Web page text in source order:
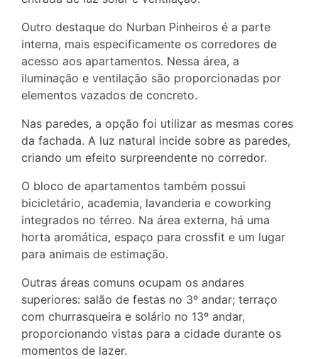
Outro destaque do Nurban Pinheiros é a parte
interna, mais especificamente os corredores de
acesso aos apartamentos. Nessa área, a
iluminação e ventilação são proporcionadas por
elementos vazados de concreto.
Nas paredes, a opção foi utilizar as mesmas cores
da fachada. A luz natural incide sobre as paredes,
criando um efeito surpreendente no corredor.
O bloco de apartamentos também possui
bicicletário, academia, lavanderia e coworking
integrados no térreo. Na área externa, há uma
horta aromática, espaço para crossfit e um lugar
para animais de estimação.
Outras áreas comuns ocupam os andares
superiores: salão de festas no 3º andar; terraço
com churrasqueira e solário no 13º andar,
proporcionando vistas para a cidade durante os
momentos de lazer.